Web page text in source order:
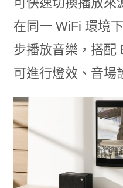
在同一 WiFi 環境
步播放音樂，搭配
可進行燈效、音場